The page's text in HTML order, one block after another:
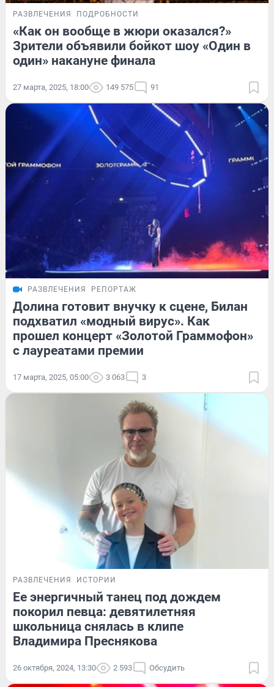
РАЗВЛЕЧЕНИЯ ПОДРОБНОСТИ
«Как он вообще в жюри оказался?»
Зрители объявили бойкот шоу «Один в
один» накануне финала
27 марта, 2025, 18:00 149 575 91
РАЗВЛЕЧЕНИЯ РЕПОРТАЖ
Долина готовит внучку к сцене, Билан
подхватил «модный вирус». Как
прошел концерт «Золотой Граммофон»
с лауреатами премии
17 марта, 2025, 05:00 3 063 3
РАЗВЛЕЧЕНИЯ ИСТОРИИ
Ее энергичный танец под дождем
покорил певца: девятилетняя
школьница снялась в клипе
Владимира Преснякова
26 октября, 2024, 13:30 2 593 Обсудить